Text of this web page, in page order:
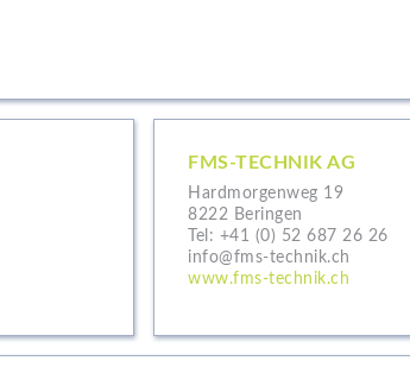
FMS-TECHNIK AG
Hardmorgenweg 19
8222 Beringen
Tel: +41 (0) 52 687 26 26
info@fms-technik.ch
www.fms-technik.ch